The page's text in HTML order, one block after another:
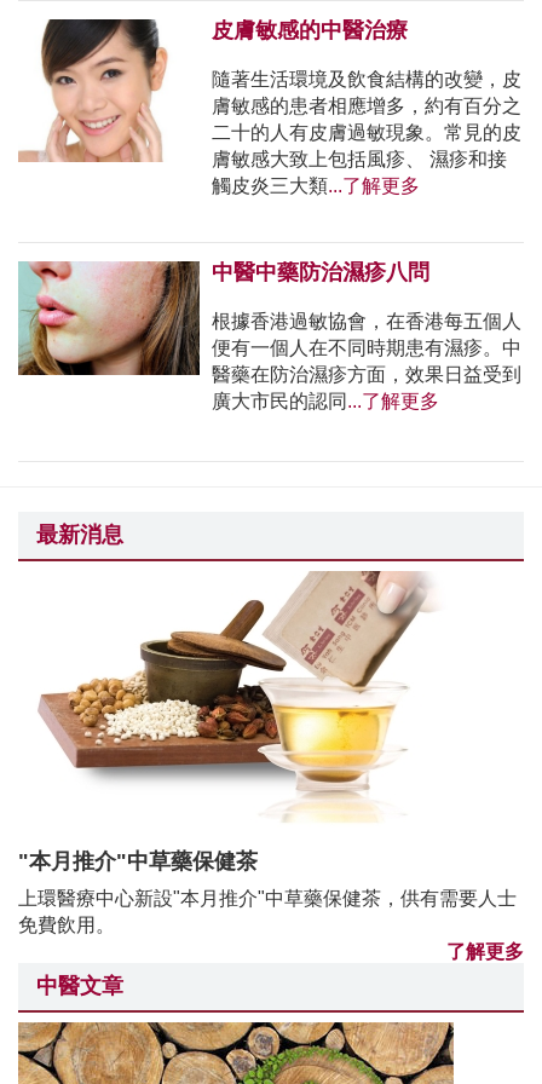
皮膚敏感的中醫治療
隨著生活環境及飲食結構的改變，皮
膚敏感的患者相應增多，約有百分之
二十的人有皮膚過敏現象。常見的皮
膚敏感大致上包括風疹、 濕疹和接
觸皮炎三大類...了解更多
中醫中藥防治濕疹八問
根據香港過敏協會，在香港每五個人
便有一個人在不同時期患有濕疹。中
醫藥在防治濕疹方面，效果日益受到
廣大市民的認同 ...了解更多
最新消息
"本月推介"中草藥保健茶
上環醫療中心新設"本月推介"中草藥保健茶，供有需要人士
免費飲用。
了解更多
中醫文章